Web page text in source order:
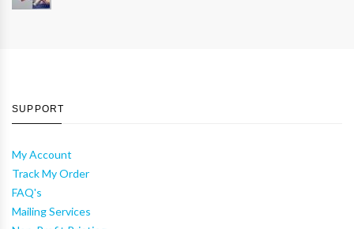
SUPPORT
My Account
Track My Order
FAQ's
Mailing Services